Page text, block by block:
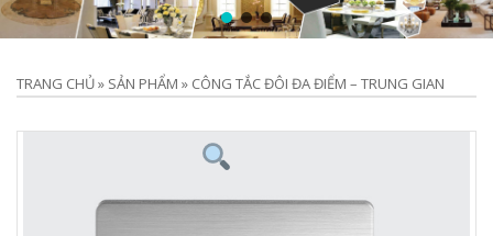
TRANG CHỦ» SẢN PHẨM » CÔNG TẮC ĐÔI ĐA ĐIỂM – TRUNG GIAN